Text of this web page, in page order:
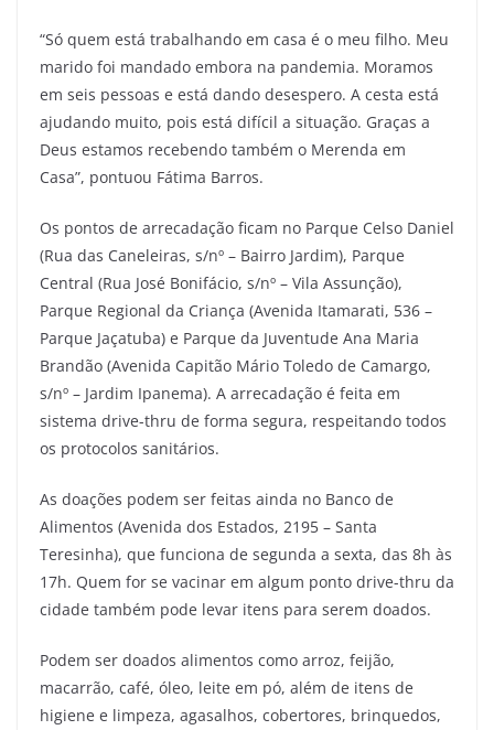
“Só quem está trabalhando em casa é o meu filho. Meu
marido foi mandado embora na pandemia. Moramos
em seis pessoas e está dando desespero. A cesta está
ajudando muito, pois está difícil a situação. Graças a
Deus estamos recebendo também o Merenda em
Casa”, pontuou Fátima Barros.
Os pontos de arrecadação ficam no Parque Celso Daniel
(Rua das Caneleiras, s/nº – Bairro Jardim), Parque
Central (Rua José Bonifácio, s/nº – Vila Assunção),
Parque Regional da Criança (Avenida Itamarati, 536 –
Parque Jaçatuba) e Parque da Juventude Ana Maria
Brandão (Avenida Capitão Mário Toledo de Camargo,
s/nº – Jardim Ipanema). A arrecadação é feita em
sistema drive-thru de forma segura, respeitando todos
os protocolos sanitários.
As doações podem ser feitas ainda no Banco de
Alimentos (Avenida dos Estados, 2195 – Santa
Teresinha), que funciona de segunda a sexta, das 8h às
17h. Quem for se vacinar em algum ponto drive-thru da
cidade também pode levar itens para serem doados.
Podem ser doados alimentos como arroz, feijão,
macarrão, café, óleo, leite em pó, além de itens de
higiene e limpeza, agasalhos, cobertores, brinquedos,